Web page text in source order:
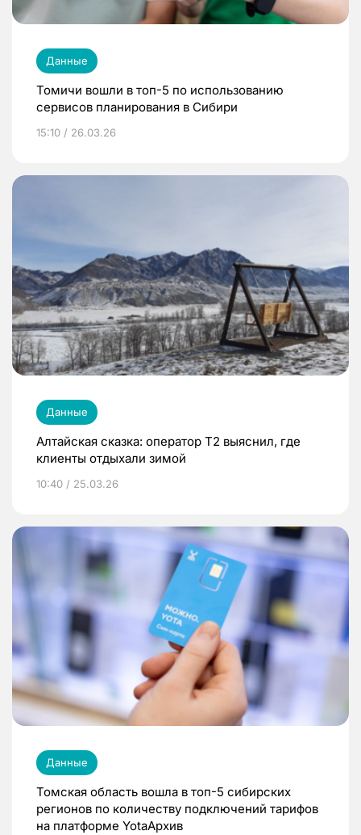
Данные
Томичи вошли в топ-5 по использованию
сервисов планирования в Сибири
15:10 / 26.03.26
Данные
Алтайская сказка: оператор T2 выяснил, где
клиенты отдыхали зимой
10:40 / 25.03.26
Данные
Томская область вошла в топ-5 сибирских
регионов по количеству подключений тарифов
на платформе YotaАрхив